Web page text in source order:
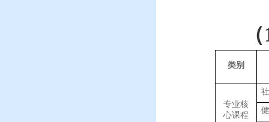
（
类别
专业核
心课程